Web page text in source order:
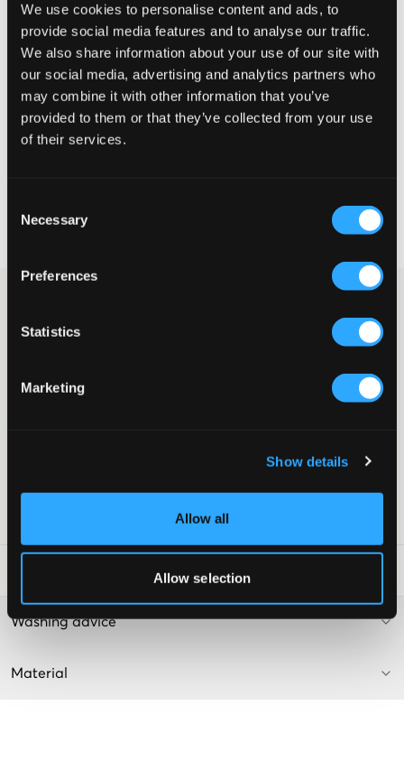
We use cookies to personalise content and ads, to
provide social media features and to analyse our traffic.
We also share information about your use of our site with
our social media, advertising and analytics partners who
may combine it with other information that you’ve
provided to them or that they’ve collected from your use
of their services.
Selection
Necessary
Preferences
Statistics
Marketing
Show details
Allow all
Allow selection
Wahrgenommene Größe
Klein Perfekt Groß
WÄHLEN SIE EINE GRÖSSE
Gratis versand über €69
befinden sich ein Gummizug und eine Schnürung, und die
Taschen sind an der Seite. Die Passform ist gerade und
Hose
Washing advice
Material